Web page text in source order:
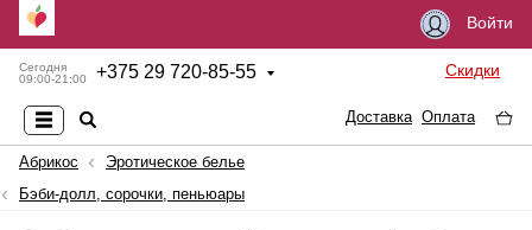
Войти
Сегодня
09:00-21:00
+375 29 720-85-55 Скидки
Доставка Оплата
Абрикос
Эротическое белье
Бэби-долл, сорочки, пеньюары